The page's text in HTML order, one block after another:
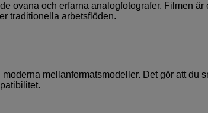
ovana och erfarna analogfotografer. Filmen är
traditionella arbetsflöden.
mellanformatsmodeller. Det gör att du